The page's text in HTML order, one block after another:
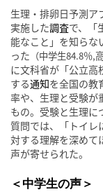
生理・排卵日予測ア
実施した調査で、「
能なこと」を知らな
った （中学生84.8％,
に文科省が「公立高
する通知を全国の教
率や、生理と受験が
もの。受験と生理に
質問では、「トイレ
対する理解を深めて
声が寄せられた。
＜中学生の声＞